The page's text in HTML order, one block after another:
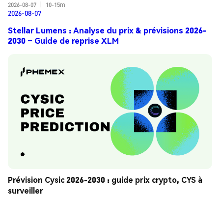
2026-08-07
10-15m
2026-08-07
Stellar Lumens : Analyse du prix & prévisions 2026-
2030 – Guide de reprise XLM
Prévision Cysic 2026-2030 : guide prix crypto, CYS à
surveiller